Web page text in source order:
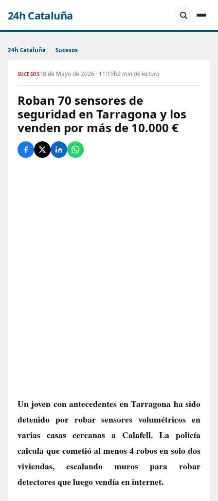
24h Cataluña
24h Cataluña › Sucesos
SUCESOS18 de Mayo de 2026 · 11:15h2 min de lectura
Roban 70 sensores de
seguridad en Tarragona y los
venden por más de 10.000 €
Un joven con antecedentes en Tarragona ha sido
detenido por robar sensores volumétricos en
varias casas cercanas a Calafell. La policía
calcula que cometió al menos 4 robos en solo dos
viviendas, escalando muros para robar
detectores que luego vendía en internet.